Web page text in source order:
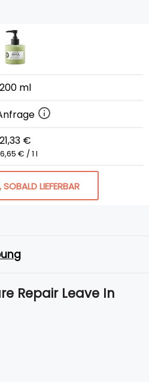
200 ml
21,33 €
€ / 1 l
LIEFERBAR
Repair Leave In